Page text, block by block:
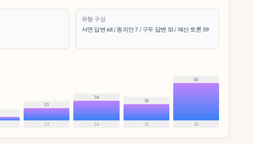
유형 구성
서면 답변 68 / 동의안 7 / 구두 답변 53 / 예산 토론 59
21
23
34
24
28
25
65
26